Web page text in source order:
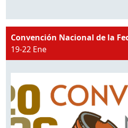
Convención Nacional de la
19-22 Ene